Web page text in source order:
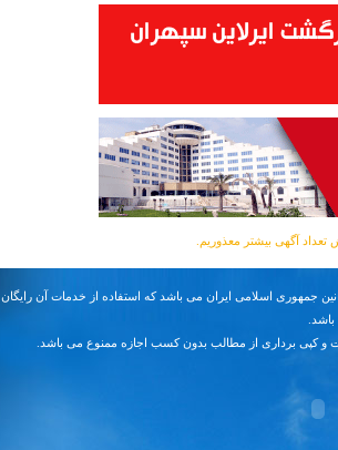
جمهوری اسلامی ایران می باشد که استفاده از خدمات آن رایگان
کپی برداری از مطالب بدون کسب اجازه ممنوع می باشد.